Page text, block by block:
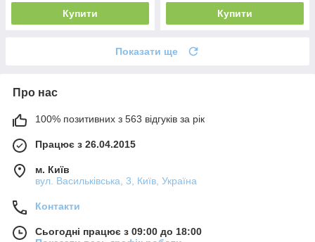
Купити Купити
Показати ще
Про нас
100% позитивних з 563 відгуків за рік
Працює з 26.04.2015
м. Київ
вул. Васильківська, 3, Київ, Україна
Контакти
Сьогодні працює з 09:00 до 18:00